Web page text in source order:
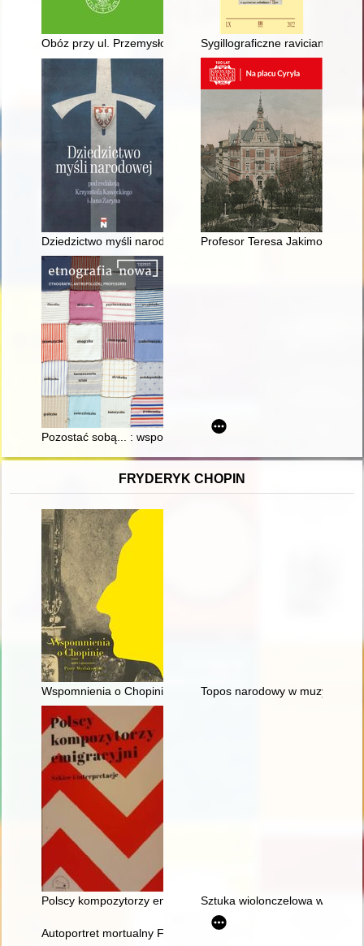
Obóz przy ul. Przemysłowej w Łodzi i powojenne rozliczenia z
Sygillograficzne raviciana ze
Dziedzictwo myśli narodowej Profesor Teresa Jakimowicz :
Pozostać sobą... : wspomnienie o dyrektorze Janie Witoldzie
FRYDERYK CHOPIN
Wspomnienia o Chopinie. Cz. 1Topos narodowy w muzyce
Polscy kompozytorzy emigracyjni. Szkice i interpretacje
Sztuka wiolonczelowa w
Autoportret mortualny Fryderyka Chopina. Próba analizy